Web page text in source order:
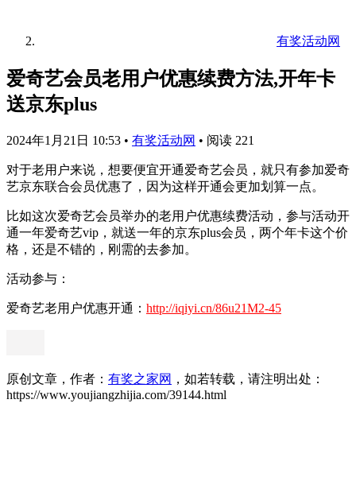
有奖活动网
爱奇艺会员老用户优惠续费方法,开年卡
送京东plus
2024年1月21日 10:53 • 有奖活动网 • 阅读 221
对于老用户来说，想要便宜开通爱奇艺会员，就只有参加爱奇
艺京东联合会员优惠了，因为这样开通会更加划算一点。
比如这次爱奇艺会员举办的老用户优惠续费活动，参与活动开
通一年爱奇艺vip，就送一年的京东plus会员，两个年卡这个价
格，还是不错的，刚需的去参加。
活动参与：
爱奇艺老用户优惠开通： http://iqiyi.cn/86u21M2-45
原创文章，作者： 有奖之家网 ，如若转载，请注明出处：
https://www.youjiangzhijia.com/39144.html